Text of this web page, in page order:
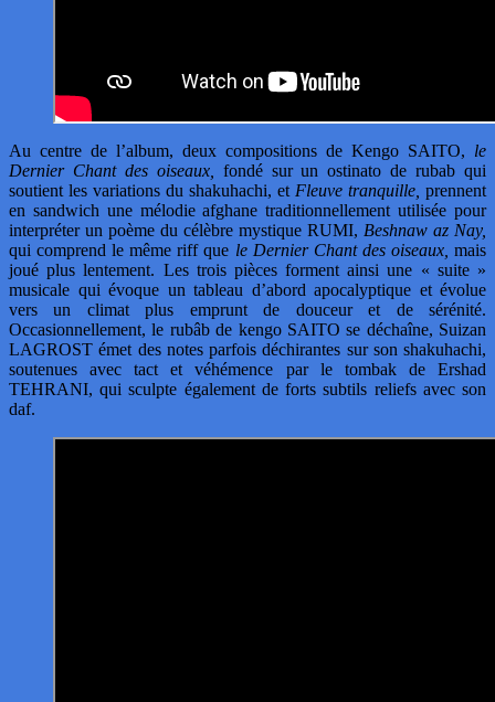
Au centre de l’album, deux compositions de Kengo SAITO, le
Dernier Chant des oiseaux,
fondé sur un ostinato de rubab qui
soutient les variations du shakuhachi, et Fleuve tranquille, prennent
en sandwich une mélodie afghane traditionnellement utilisée pour
interpréter un poème du célèbre mystique RUMI, Beshnaw az Nay,
qui comprend le même riff que le Dernier Chant des oiseaux, mais
joué plus lentement. Les trois pièces forment ainsi une « suite »
musicale qui évoque un tableau d’abord apocalyptique et évolue
vers un climat plus emprunt de douceur et de sérénité.
Occasionnellement, le rubâb de kengo SAITO se déchaîne, Suizan
LAGROST émet des notes parfois déchirantes sur son shakuhachi,
soutenues avec tact et véhémence par le tombak de Ershad
TEHRANI, qui sculpte également de forts subtils reliefs avec son
daf.